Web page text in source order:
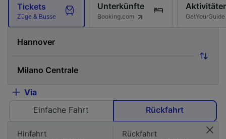
Tickets
Züge & Busse
Unterkünfte
Booking.com GetYourGuide
Via
Einfache Fahrt
Rückfahrt
Hinfahrt Rückfahrt